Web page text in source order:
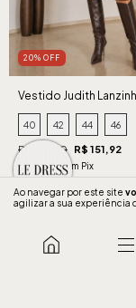
Ao navegar por este site
agilizar a sua experiência
20% OFF
Vestido Judith
Caramelo
40 42 44 46
R$ 189,90 R$ 151,92
R$144,32 com Pix
3 x de R$50,64 sem juros
COMPRAR